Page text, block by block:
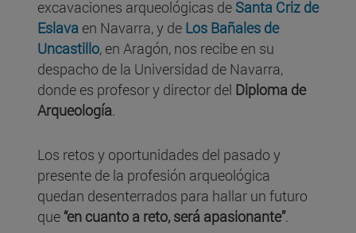
excavaciones arqueológicas de Santa Criz de
Eslava en Navarra, y de Los Bañales de
Uncastillo, en Aragón, nos recibe en su
despacho de la Universidad de Navarra,
donde es profesor y director del Diploma de
Arqueología.
Los retos y oportunidades del pasado y
presente de la profesión arqueológica
quedan desenterrados para hallar un futuro
que “en cuanto a reto, será apasionante”.